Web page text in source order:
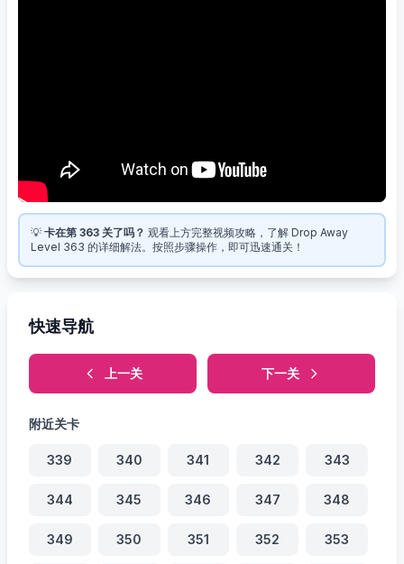
💡 卡在第 363 关了吗？ 观看上方完整视频攻略，了解 Drop Away
Level 363 的详细解法。按照步骤操作，即可迅速通关！
快速导航
上一关 下一关
附近关卡
339 340 341 342 343
344 345 346 347 348
349 350 351 352 353